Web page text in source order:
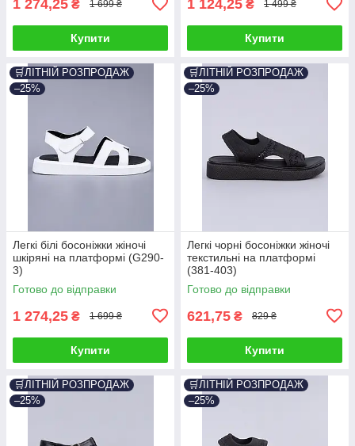
1 274,25 ₴ 1 699 ₴
Купити
1 124,25 ₴ 1 499 ₴
Купити
🛒ЛІТНІЙ РОЗПРОДАЖ
–25%
Легкі білі босоніжки жіночі
шкіряні на платформі (G290-
3)
Готово до відправки
1 274,25 ₴ 1 699 ₴
Купити
🛒ЛІТНІЙ РОЗПРОДАЖ
–25%
Легкі чорні босоніжки жіночі
текстильні на платформі
(381-403)
Готово до відправки
621,75 ₴ 829 ₴
Купити
🛒ЛІТНІЙ РОЗПРОДАЖ
–25%
🛒ЛІТНІЙ РОЗПРОДАЖ
–25%